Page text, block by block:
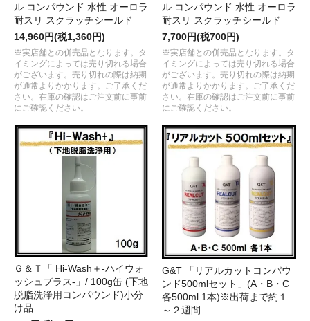
ル コンパウンド 水性 オーロラ
耐スリ スクラッチシールド
14,960円(税1,360円)
※実店舗との併売品となります。タ
イミングによっては売り切れる場合
がございます。売り切れの際は納期
が通常よりかかります。ご了承くだ
さい。在庫の確認はご注文前に事前
にご確認ください。
ル コンパウンド 水性 オーロラ
耐スリ スクラッチシールド
7,700円(税700円)
※実店舗との併売品となります。タ
イミングによっては売り切れる場合
がございます。売り切れの際は納期
が通常よりかかります。ご了承くだ
さい。在庫の確認はご注文前に事前
にご確認ください。
Ｇ＆Ｔ「 Hi-Wash＋-ハイウォ
ッシュプラス-」/ 100g缶 (下地
脱脂洗浄用コンパウンド)小分
け品
G&T 「リアルカットコンパウ
ンド500mlセット」(A・B・C
各500ml 1本)※出荷まで約１
～２週間